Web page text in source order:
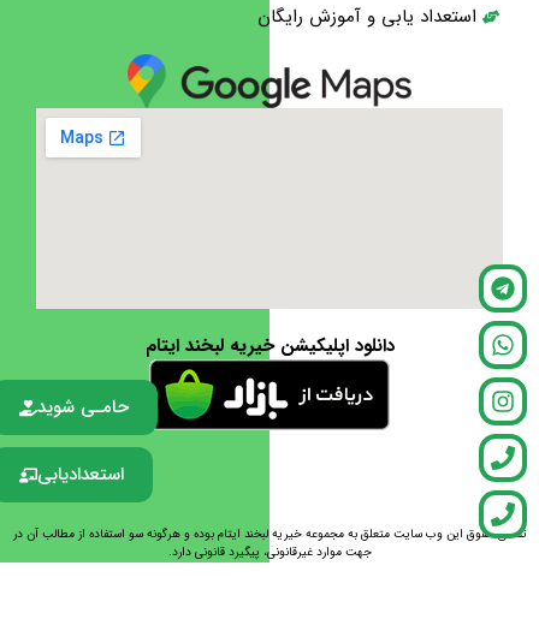
استعداد یابی و آموزش رایگان
دانلود اپلیکیشن خیریه لبخند ایتام
تمامی حقوق این وب سایت متعلق به مجموعه خیریه لبخند ایتام بوده و هرگونه سو استفاده از مطالب آن در
جهت موارد غیرقانونی، پیگیرد قانونی دارد.
استعدادیابی
حامـی شوید